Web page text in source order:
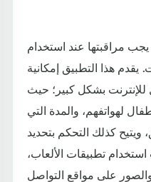
يجب مراقبتها عند استخدام
يقدم هذا التطبيق إمكانية
بشكل كبير؛ حيث
لهواتفهم، والمدة التي
كذلك التحكم بتحديد
تطبيقات الألعاب،
على مواقع التواصل